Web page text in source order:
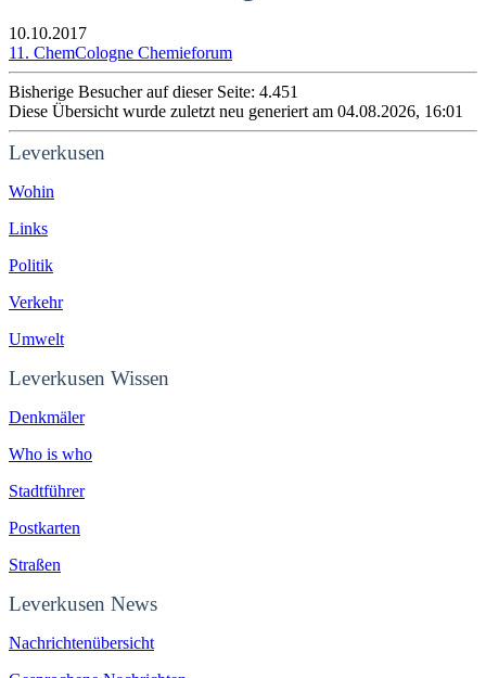
10.10.2017
11. ChemCologne Chemieforum
Bisherige Besucher auf dieser Seite: 4.451
Diese Übersicht wurde zuletzt neu generiert am 04.08.2026, 16:01
Leverkusen
Wohin
Links
Politik
Verkehr
Umwelt
Leverkusen Wissen
Denkmäler
Who is who
Stadtführer
Postkarten
Straßen
Leverkusen News
Nachrichtenübersicht